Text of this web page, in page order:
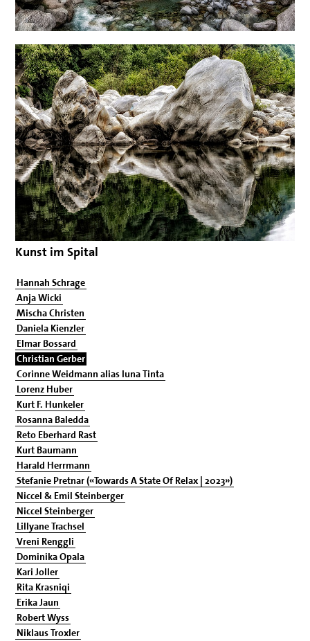
Kunst im Spital
Hannah Schrage
Anja Wicki
Mischa Christen
Daniela Kienzler
Elmar Bossard
Christian Gerber
Corinne Weidmann alias Iuna Tinta
Lorenz Huber
Kurt F. Hunkeler
Rosanna Baledda
Reto Eberhard Rast
Kurt Baumann
Harald Herrmann
Stefanie Pretnar («Towards A State Of Relax | 2023»)
Niccel & Emil Steinberger
Niccel Steinberger
Lillyane Trachsel
Vreni Renggli
Dominika Opala
Kari Joller
Rita Krasniqi
Erika Jaun
Robert Wyss
Niklaus Troxler